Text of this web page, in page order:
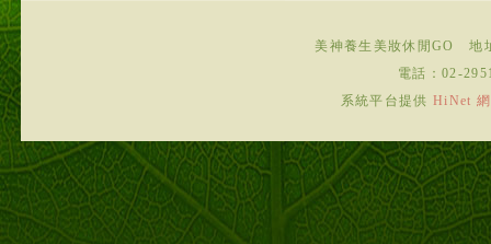
美神養生美妝休閒GO
地
電話： 02-
系統平台提供HiNet